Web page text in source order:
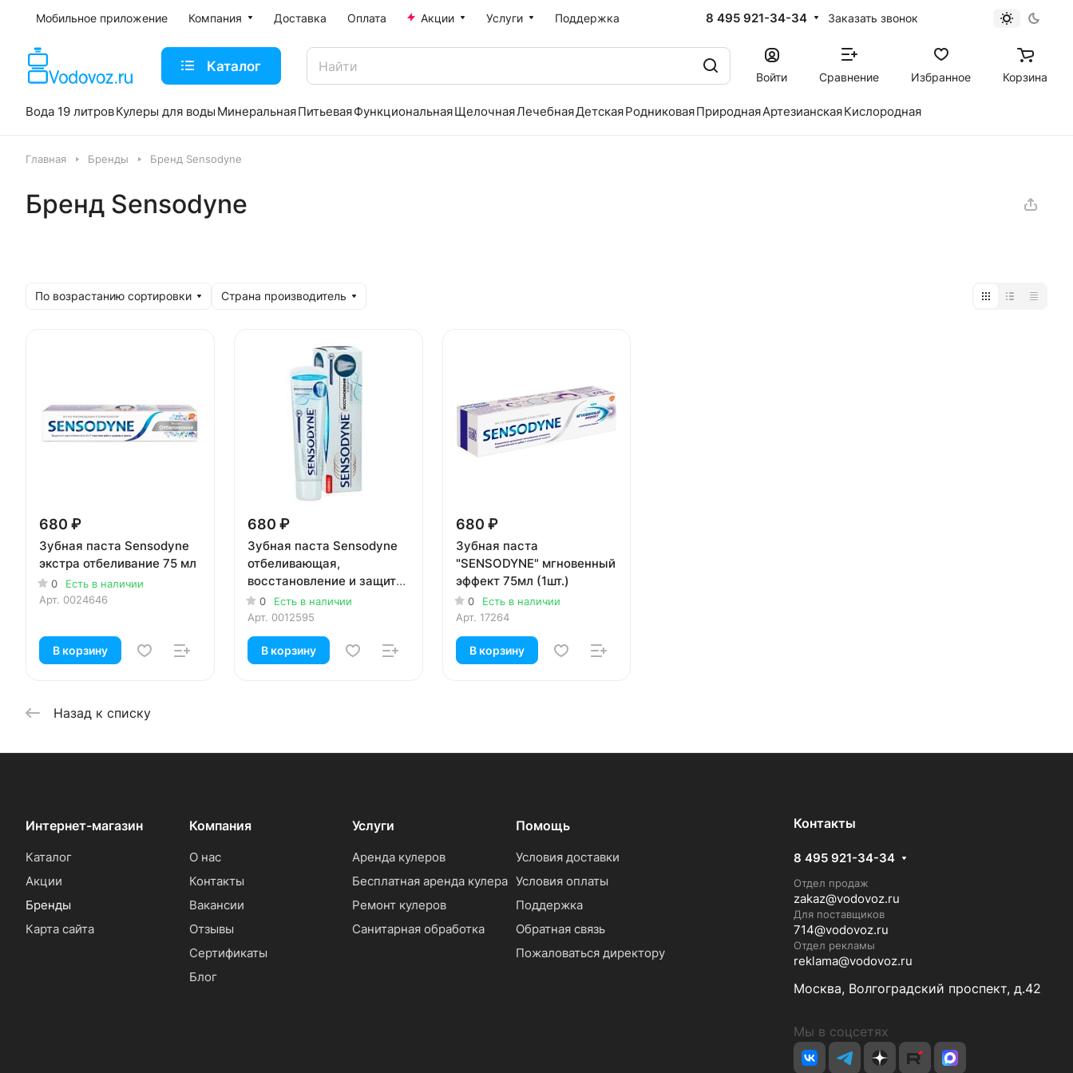
Мобильное приложение Компания Доставка Оплата Акции Услуги Поддержка 8 495 921-34-34 Заказать звонок
Каталог
Войти Сравнение Избранное Корзина
Вода 19 литровКулеры для воды МинеральнаяПитьеваяФункциональнаяЩелочнаяЛечебнаяДетскаяРодниковаяПрироднаяАртезианскаяКислородная
Главная Бренды Бренд Sensodyne
Бренд Sensodyne
По возрастанию сортировки Страна производитель
680 ₽
Зубная паста Sensodyne
экстра отбеливание 75 мл
0
Есть в наличии
Арт. 0024646
В корзину
680 ₽
Зубная паста Sensodyne
отбеливающая,
восстановление и защита
75мл (1шт)
0
Есть в наличии
Арт. 0012595
В корзину
680 ₽
Зубная паста
"SENSODYNE" мгновенный
эффект 75мл (1шт.)
0
Есть в наличии
Арт. 17264
В корзину
Назад к списку
Интернет-магазин
Каталог
Акции
Бренды
Карта сайта
Компания
О нас
Контакты
Вакансии
Отзывы
Сертификаты
Блог
Услуги
Аренда кулеров
Бесплатная аренда кулера
Ремонт кулеров
Санитарная обработка
Помощь
Условия доставки
Условия оплаты
Поддержка
Обратная связь
Пожаловаться директору
Контакты
8 495 921-34-34
Отдел продаж
zakaz@vodovoz.ru
Для поставщиков
714@vodovoz.ru
Отдел рекламы
reklama@vodovoz.ru
Москва, Волгоградский проспект, д.42
Мы в соцсетях